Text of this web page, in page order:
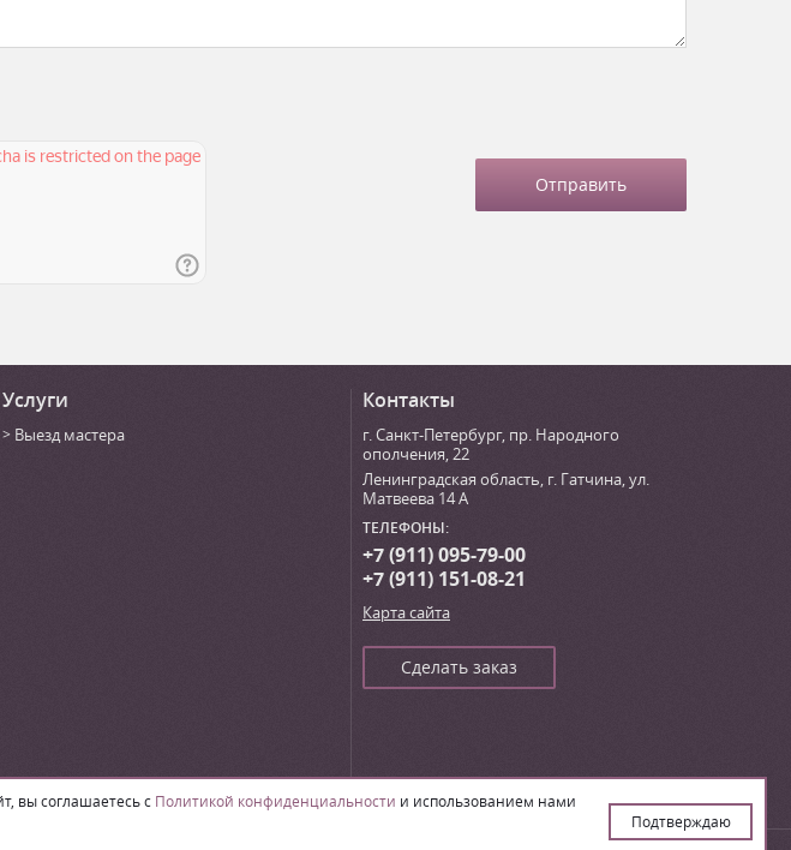
вы соглашаетесь с Политикой конфиденциальности и использованием нами
Подтверждаю
Услуги
Выезд мастера
Контакты
г. Санкт-Петербург, пр. Народного
ополчения, 22
Ленинградская область, г. Гатчина,ул.
Матвеева 14 А
ТЕЛЕФОНЫ:
+7 (911) 095-79-00
+7 (911) 151-08-21
Карта сайта
Сделать заказ